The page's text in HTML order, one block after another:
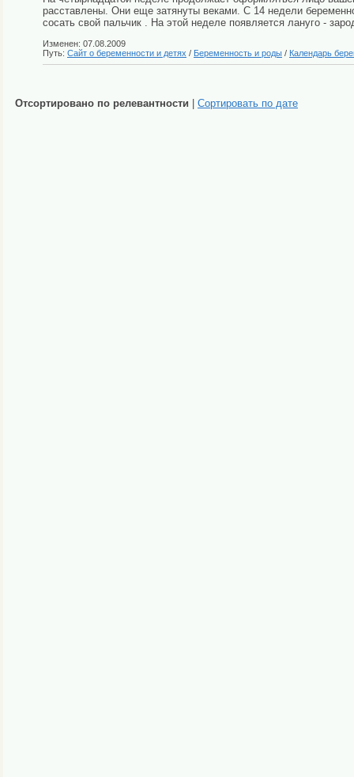
расставлены. Они еще затянуты веками. С 14 недели
сосать свой пальчик . На этой неделе появляется лануго -
Изменен: 07.08.2009
Путь: Сайт о беременности и детях / Беременность и роды / Календарь
Отсортировано по релевантности Сортировать по дате